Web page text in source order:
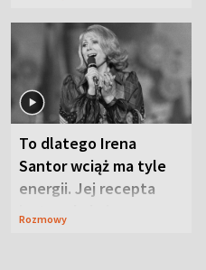
To dlatego Irena
Santor wciąż ma tyle
energii. Jej recepta
jest zaskakująco
Rozmowy